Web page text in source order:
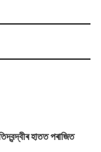
হাতত পৰাজিত